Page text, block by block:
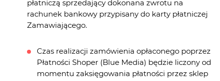
płatniczą sprzedający dokonana zwrotu na
rachunek bankowy przypisany do karty płatniczej
Zamawiającego.
Czas realizacji zamówienia opłaconego poprzez
Płatności Shoper (Blue Media) będzie liczony od
momentu zaksięgowania płatności przez sklep